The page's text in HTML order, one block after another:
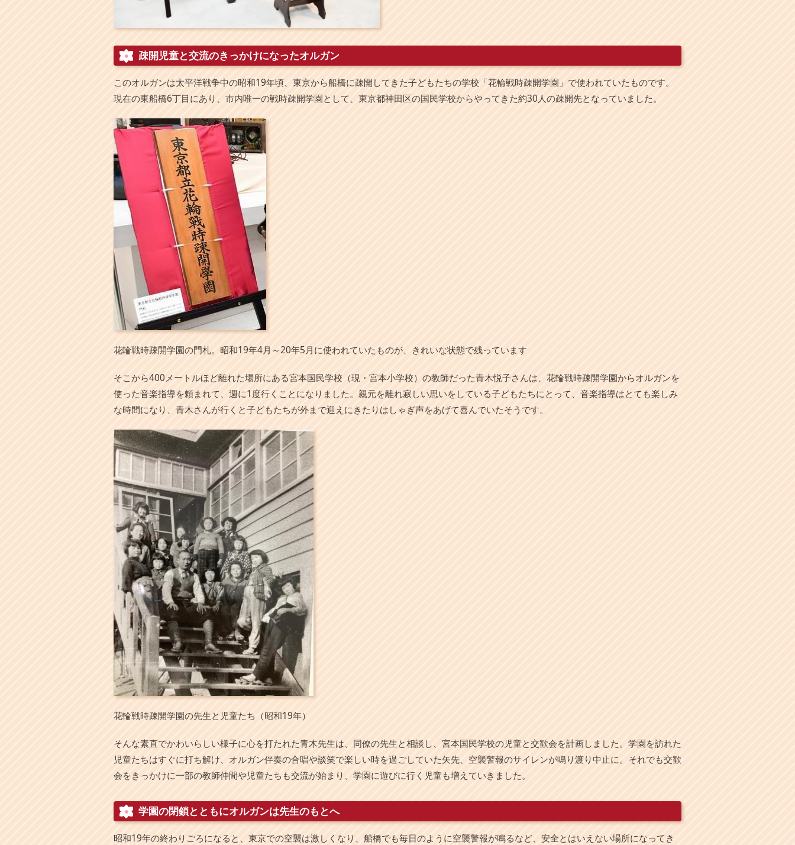
疎開児童と交流のきっかけになったオルガン
このオルガンは太平洋戦争中の昭和19年頃、東京から船橋に疎開してきた子どもたちの学校「花輪戦時疎開学園」で使われていたものです。
現在の東船橋6丁目にあり、市内唯一の戦時疎開学園として、東京都神田区の国民学校からやってきた約30人の疎開先となっていました。
花輪戦時疎開学園の門札。昭和19年4月～20年5月に使われていたものが、きれいな状態で残っています
そこから400メートルほど離れた場所にある宮本国民学校（現・宮本小学校）の教師だった青木悦子さんは、花輪戦時疎開学園からオルガンを
使った音楽指導を頼まれて、週に1度行くことになりました。親元を離れ寂しい思いをしている子どもたちにとって、音楽指導はとても楽しみ
な時間になり、青木さんが行くと子どもたちが外まで迎えにきたりはしゃぎ声をあげて喜んでいたそうです。
花輪戦時疎開学園の先生と児童たち（昭和19年）
そんな素直でかわいらしい様子に心を打たれた青木先生は、同僚の先生と相談し、宮本国民学校の児童と交歓会を計画しました。学園を訪れた
児童たちはすぐに打ち解け、オルガン伴奏の合唱や談笑で楽しい時を過ごしていた矢先、空襲警報のサイレンが鳴り渡り中止に。それでも交歓
会をきっかけに一部の教師仲間や児童たちも交流が始まり、学園に遊びに行く児童も増えていきました。
学園の閉鎖とともにオルガンは先生のもとへ
昭和19年の終わりごろになると、東京での空襲は激しくなり、船橋でも毎日のように空襲警報が鳴るなど、安全とはいえない場所になってき